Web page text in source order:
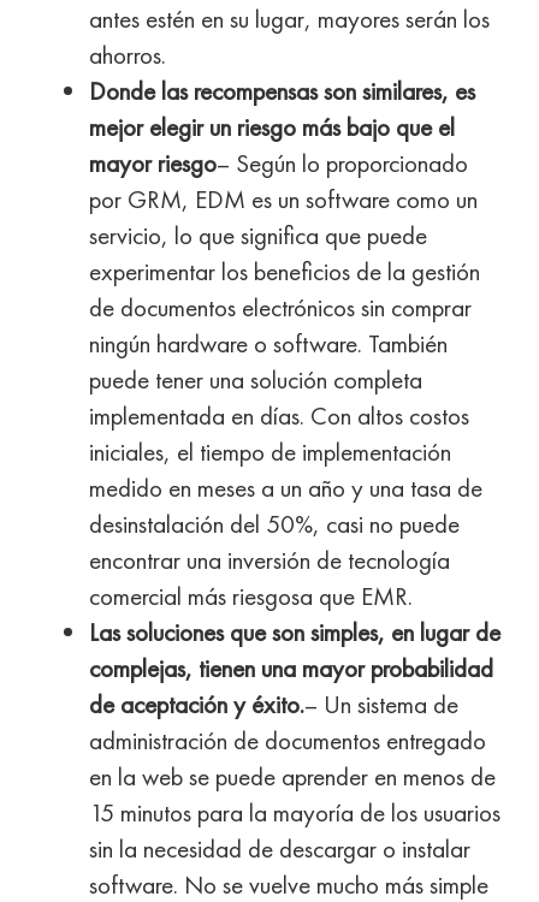
antes estén en su lugar, mayores serán los
ahorros.
Donde las recompensas son similares, es
mejor elegir un riesgo más bajo que el
mayor riesgo– Según lo proporcionado
por GRM, EDM es un software como un
servicio, lo que significa que puede
experimentar los beneficios de la gestión
de documentos electrónicos sin comprar
ningún hardware o software. También
puede tener una solución completa
implementada en días. Con altos costos
iniciales, el tiempo de implementación
medido en meses a un año y una tasa de
desinstalación del 50%, casi no puede
encontrar una inversión de tecnología
comercial más riesgosa que EMR.
Las soluciones que son simples, en lugar de
complejas, tienen una mayor probabilidad
de aceptación y éxito.– Un sistema de
administración de documentos entregado
en la web se puede aprender en menos de
15 minutos para la mayoría de los usuarios
sin la necesidad de descargar o instalar
software. No se vuelve mucho más simple